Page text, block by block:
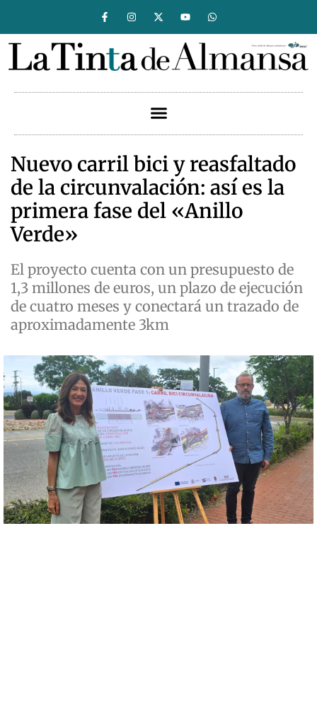
Nuevo carril bici y reasfaltado
de la circunvalación: así es la
primera fase del «Anillo
Verde»
El proyecto cuenta con un presupuesto de
1,3 millones de euros, un plazo de ejecución
de cuatro meses y conectará un trazado de
aproximadamente 3km